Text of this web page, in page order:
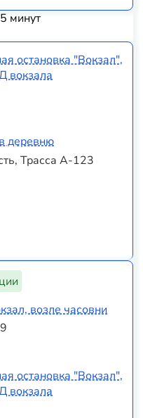
минут
остановка "Вокзал",
вокзала
деревню
Трасса А-123
возле часовни
остановка "Вокзал",
вокзала